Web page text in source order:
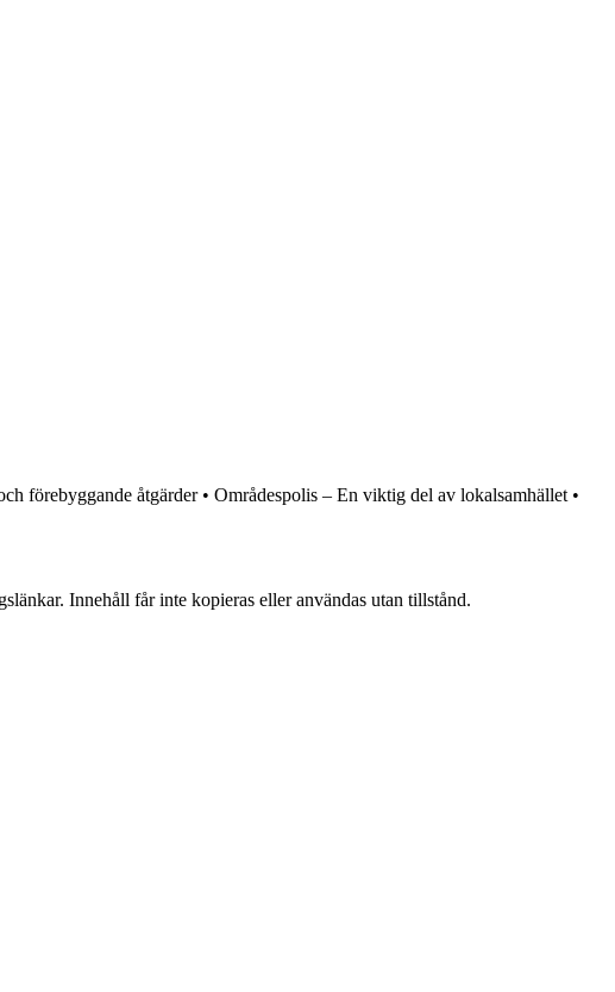
förebyggande åtgärder• Områdespolis – En viktig del av lokalsamhället •
Innehåll får inte kopieras eller användas utan tillstånd.